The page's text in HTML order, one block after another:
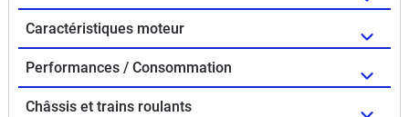
Caractéristiques moteur
Performances / Consommation
Châssis et trains roulants